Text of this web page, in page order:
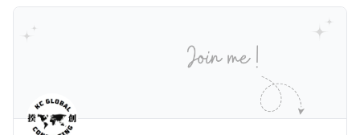
吸引力吗？我们来看看：
的财务能力和专业知识； * 申请人必须在印度就业务注
册公司，并提供公司注册证书和注册企业的介绍/支持信
并提供有关投资将如何为印度经济做出贡献的详细计
申请。申请人在印度居住共12年后有资格申请印度公民
增加300美元（折合约人民币2千）。 申请人提交材料
包括：申请表、护照、无犯罪证明，以及最后一次进入
危地马拉的证明，且材料必须公证并翻译成西班牙语。
在危地马拉居住至少五年、具备流利西班牙语、对当地
历史文化有认识，就可以入籍成为危地马拉公民。 那
么，危地马拉的税务政策有吸引力吗？我们来看看：